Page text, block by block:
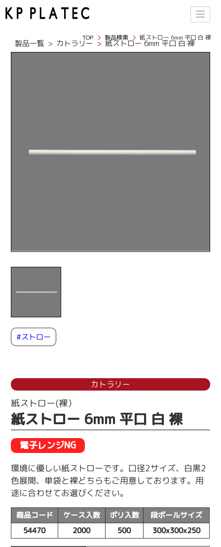
TOP 製品検索 紙ストロー 6mm 平口 白 裸
製品一覧 カトラリー 紙ストロー 6mm 平口 白 裸
#ストロー
カトラリー
紙ストロー(裸）
紙ストロー 6mm 平口 白 裸
電子レンジNG
環境に優しい紙ストローです。口径2サイズ、白黒2
色展開、単袋と裸どちらもご用意しております。用
途に合わせてお選びください。
商品コード ケース入数 ポリ入数 段ボールサイズ
54470 2000 500 300x300x250